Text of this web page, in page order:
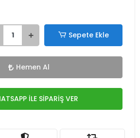
Sepete Ekle
Hemen Al
İLE SİPARİŞ VER